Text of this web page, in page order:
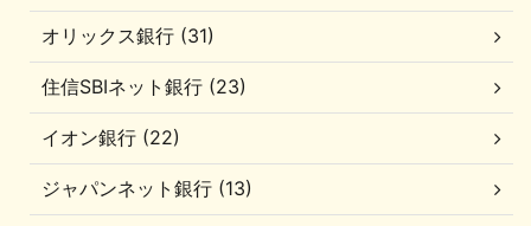
オリックス銀行 (31)
住信SBIネット銀行 (23)
イオン銀行 (22)
ジャパンネット銀行 (13)